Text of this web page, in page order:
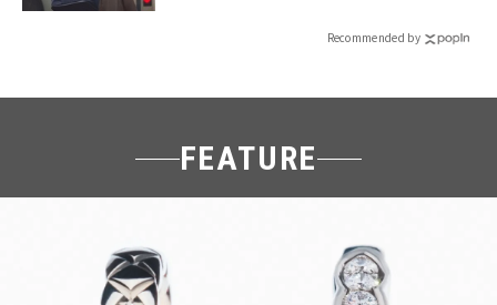
Recommended by
FEATURE